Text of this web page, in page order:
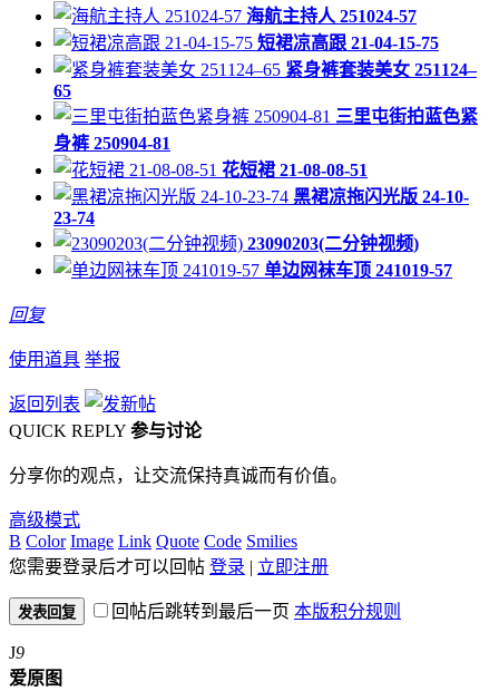
海航主持人 251024-57
短裙凉高跟 21-04-15-75
紧身裤套装美女 251124–
65
三里屯街拍蓝色紧
身裤 250904-81
花短裙 21-08-08-51
黑裙凉拖闪光版 24-10-
23-74
23090203(二分钟视频)
单边网袜车顶 241019-57
回复
使用道具 举报
返回列表
QUICK REPLY 参与讨论
分享你的观点，让交流保持真诚而有价值。
高级模式
B Color Image Link Quote Code Smilies
您需要登录后才可以回帖 登录 | 立即注册
发表回复 回帖后跳转到最后一页 本版积分规则
J9
爱原图